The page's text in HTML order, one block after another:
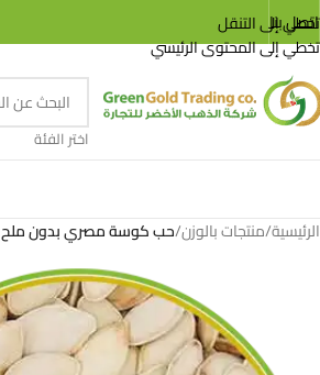
تخطي إلى التنقل
تخطي إلى المحتوى الرئيسي
اتصل بنا
اختر الفئة
الرئيسية/منتجات بالوزن/حب كوسة مصري بدون ملح